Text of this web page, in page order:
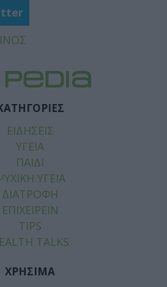
ΕΙΔΗΣΕΙΣ
ΥΓΕΙΑ
ΠΑΙΔΙ
ΥΓΕΙΑ
ΔΙΑΤΡΟΦΗ
ΕΠΙΧΕΙΡΕΙΝ
TIPS
TALKS
ΧΡΗΣΙΜΑ